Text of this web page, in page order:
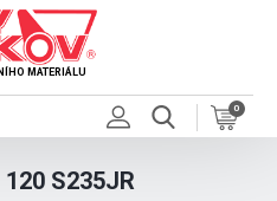
MATERIÁLU
0
120 S235JR